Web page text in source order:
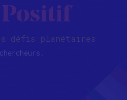
Positif
défis planétaires